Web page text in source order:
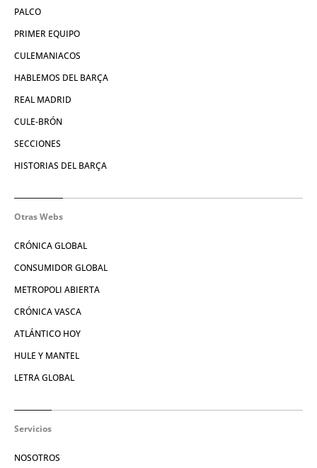
PALCO
PRIMER EQUIPO
CULEMANIACOS
HABLEMOS DEL BARÇA
REAL MADRID
CULE-BRÓN
SECCIONES
HISTORIAS DEL BARÇA
Otras Webs
CRÓNICA GLOBAL
CONSUMIDOR GLOBAL
METROPOLI ABIERTA
CRÓNICA VASCA
ATLÁNTICO HOY
HULE Y MANTEL
LETRA GLOBAL
Servicios
NOSOTROS